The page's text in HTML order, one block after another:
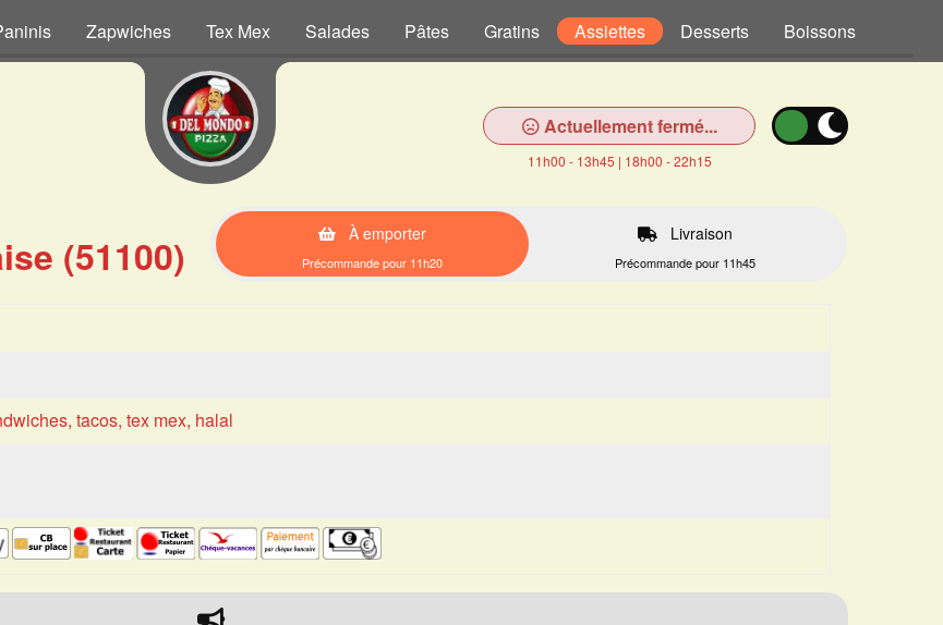
Zapwiches Tex Mex Salades Pâtes Gratins Assiettes Desserts Boissons
Actuellement fermé...
11h00 - 13h45 | 18h00 - 22h15
(51100)
À emporter
Précommande pour 11h20
Livraison
Précommande pour 11h45
tacos, tex mex, halal